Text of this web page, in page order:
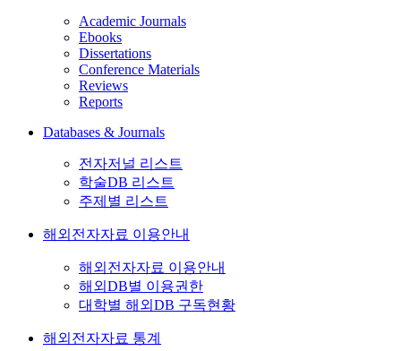
Academic Journals
Ebooks
Dissertations
Conference Materials
Reviews
Reports
Databases & Journals
전자저널 리스트
학술DB 리스트
주제별 리스트
해외전자자료 이용안내
해외전자자료 이용안내
해외DB별 이용권한
대학별 해외DB 구독현황
해외전자자료 통계